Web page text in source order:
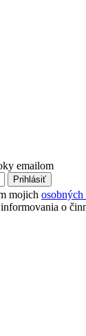
emailom
Prihlásiť
mojich
o